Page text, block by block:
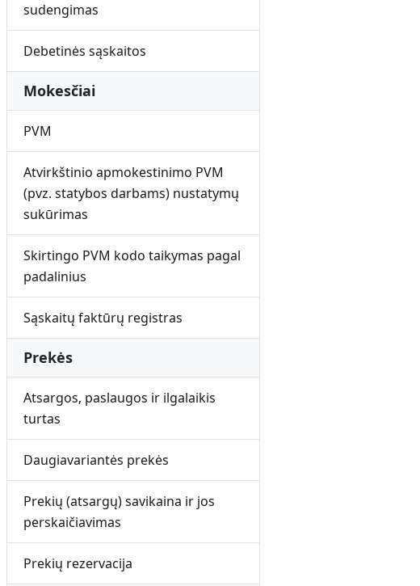
sudengimas
Debetinės sąskaitos
Mokesčiai
PVM
Atvirkštinio apmokestinimo PVM
(pvz. statybos darbams) nustatymų
sukūrimas
Skirtingo PVM kodo taikymas pagal
padalinius
Sąskaitų faktūrų registras
Prekės
Atsargos, paslaugos ir ilgalaikis
turtas
Daugiavariantės prekės
Prekių (atsargų) savikaina ir jos
perskaičiavimas
Prekių rezervacija